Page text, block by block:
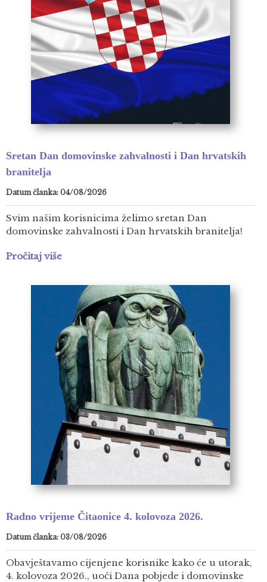
Sretan Dan domovinske zahvalnosti i Dan hrvatskih
branitelja
Datum članka: 04/08/2026
Svim našim korisnicima želimo sretan Dan
domovinske zahvalnosti i Dan hrvatskih branitelja!
Pročitaj više
Radno vrijeme Čitaonice 4. kolovoza 2026.
Datum članka: 03/08/2026
Obavještavamo cijenjene korisnike kako će u utorak,
4. kolovoza 2026., uoči Dana pobjede i domovinske